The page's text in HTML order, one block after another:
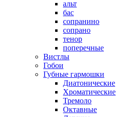
альт
бас
сопранино
сопрано
тенор
поперечные
Вистлы
Гобои
Губные гармошки
Диатонические
Хроматические
Тремоло
Октавные